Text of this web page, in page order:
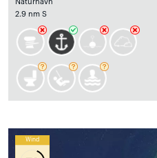
Naturhavn
2.9 nm S
Wind